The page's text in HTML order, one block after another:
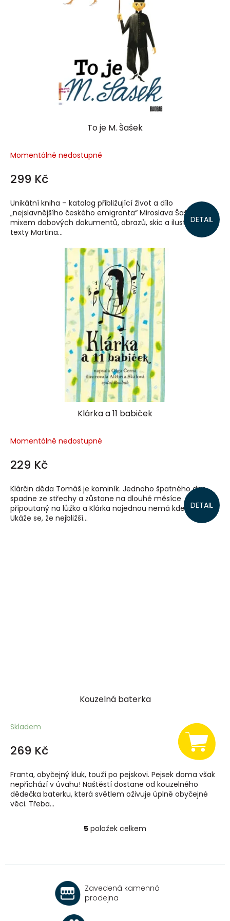
To je M. Šašek
Momentálně nedostupné
299 Kč
DETAIL
Unikátní kniha – katalog přibližující život a dílo
„nejslavnějšího českého emigranta“ Miroslava Šaška
mixem dobových dokumentů, obrazů, skic a ilustrací. S
texty Martina...
Klárka a 11 babiček
Momentálně nedostupné
229 Kč
DETAIL
Klárčin děda Tomáš je kominík. Jednoho špatného dne
spadne ze střechy a zůstane na dlouhé měsíce
připoutaný na lůžko a Klárka najednou nemá kde bydlet.
Ukáže se, že nejbližší...
Kouzelná baterka
Skladem
269 Kč
Franta, obyčejný kluk, touží po pejskovi. Pejsek doma však
nepřichází v úvahu! Naštěstí dostane od kouzelného
dědečka baterku, která světlem oživuje úplně obyčejné
věci. Třeba...
O
c
í
5 položek celkem
Zavedená kamenná
prodejna